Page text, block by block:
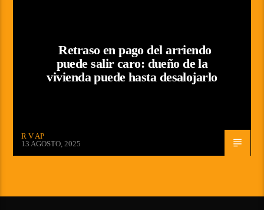
Retraso en pago del arriendo
puede salir caro: dueño de la
vivienda puede hasta desalojarlo
R V AP
13 AGOSTO, 2025